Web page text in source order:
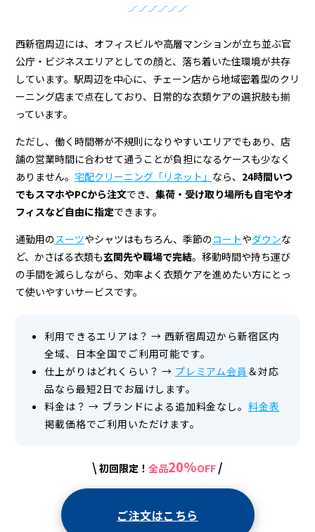
グ
店
＆
宅
配
ク
リ
ー
ニ
ン
西新宿周辺には、オフィスビルや高層マンションが立ち並ぶ官
公庁・ビジネスエリアとしての顔と、落ち着いた住環境が共存
しています。駅周辺を中心に、チェーン店から地域密着型のクリ
ーニング店まで点在しており、日常的な衣類ケアの選択肢も揃
っています。
ただし、働く時間帯が不規則になりやすいエリアでもあり、店
舗の営業時間に合わせて通うことが負担になるケースも少なく
ありません。 宅配クリーニング「リネット」 なら、 24時間いつ
でもスマホやPCから注文でき、 集荷・受け取り場所も自宅やオ
フィスなど自由に指定できます。
通勤用のスーツやシャツはもちろん、季節のコートやダウンな
ど、かさばる衣類も玄関先や職場で完結。移動時間や持ち運び
の手間を減らしながら、効率よく衣類ケアを進めたい方にとっ
て使いやすいサービスです。
利用できるエリアは？ → 西新宿周辺から新宿区内
全域、日本全国でご利用可能です。
仕上がりはどれくらい？ → プレミアム会員 ＆対応
品なら最短2日でお届けします。
料金は？ → ブランドによる追加料金なし。 料金表
掲載価格でご利用いただけます。
\ 初回限定！ 全品20%OFF /
ご注文はこちら